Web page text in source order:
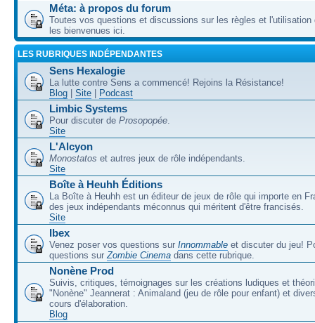
Méta: à propos du forum
Toutes vos questions et discussions sur les règles et l'utilisation
les bienvenues ici.
LES RUBRIQUES INDÉPENDANTES
Sens Hexalogie
La lutte contre Sens a commencé! Rejoins la Résistance!
Blog
Site Podcast
Limbic Systems
Pour discuter de Prosopopée.
Site
L'Alcyon
Monostatos et autres jeux de rôle indépendants.
Site
Boîte à Heuhh Éditions
La Boîte à Heuhh est un éditeur de jeux de rôle qui importe en
des jeux indépendants méconnus qui méritent d'être francisés.
Site
Ibex
Venez poser vos questions sur Innommable et discuter du jeu!
questions surZombie Cinema dans cette rubrique.
Nonène Prod
Suivis, critiques, témoignages sur les créations ludiques et
"Nonène" Jeannerat : Animaland (jeu de rôle pour enfant) et
cours d'élaboration.
Blog